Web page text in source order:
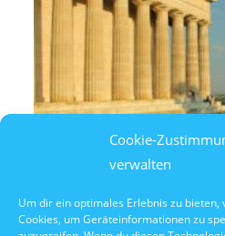
Cookie-
verwalten
Um dir ein optimales Erlebnis zu
Cookies, um Geräteinformationen zu
8. August 2026